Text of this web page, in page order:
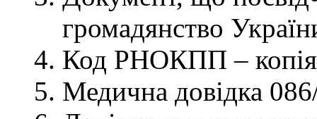
громадянство
Код РНОКПП – копія
Медична довідка